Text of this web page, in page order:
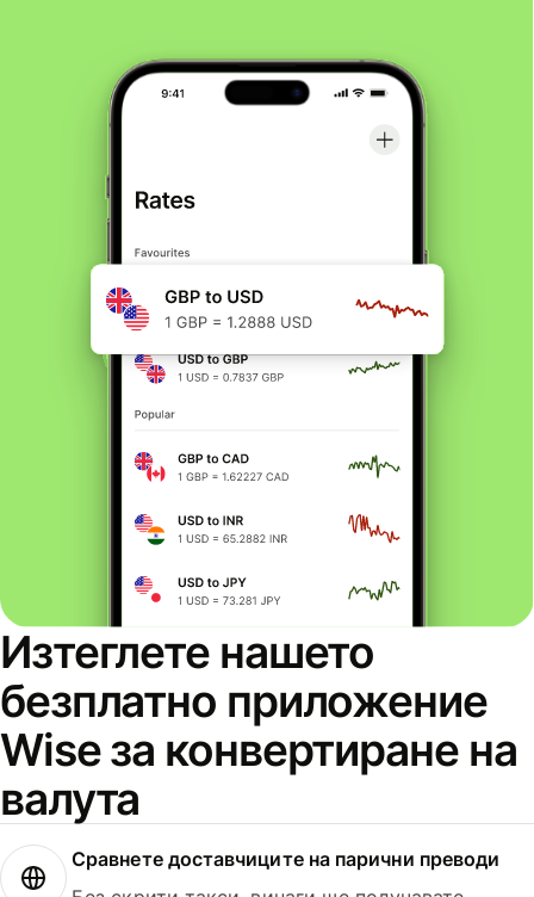
Изтеглете нашето
безплатно приложение
Wise за конвертиране на
валута
Сравнете доставчиците на парични преводи